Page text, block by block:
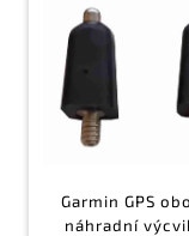
Garmin GPS
náhradní